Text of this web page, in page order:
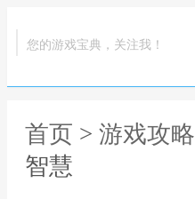
您的游戏宝典，关注我！
首页 > 游戏攻略
智慧